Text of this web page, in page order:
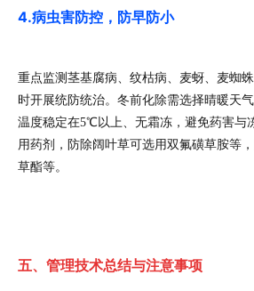
4.病虫害防控，防早防小
重点监测茎基腐病、纹枯病、麦蚜、麦蜘
时开展统防统治。冬前化除需选择晴暖天
温度稳定在5℃以上、无霜冻，避免药害与
用药剂，防除阔叶草可选用双氟磺草胺等
草酯等。
五、管理技术总结与注意事项